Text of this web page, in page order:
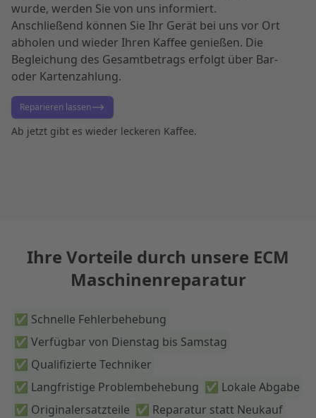
wurde, werden Sie von uns informiert.
Anschließend können Sie Ihr Gerät bei uns vor Ort
abholen und wieder Ihren Kaffee genießen. Die
Begleichung des Gesamtbetrags erfolgt über Bar-
oder Kartenzahlung.
Reparieren lassen
Ab jetzt gibt es wieder leckeren Kaffee.
Ihre Vorteile durch unsere ECM
Maschinenreparatur
✅ Schnelle Fehlerbehebung
✅ Verfügbar von Dienstag bis Samstag
✅ Qualifizierte Techniker
✅ Langfristige Problembehebung ✅ Lokale Abgabe
✅ Originalersatzteile ✅ Reparatur statt Neukauf